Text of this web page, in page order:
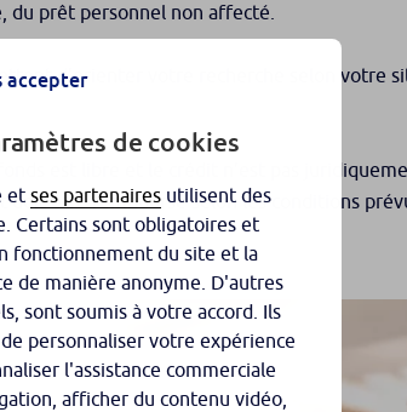
du prêt personnel non affecté.
d’orienter votre recherche selon votre
est libre et le crédit n’est pas
doit être remboursé selon les conditions
accepter
de cookies
et ses partenaires utilisent des
Certains sont obligatoires et
fonctionnement du site et la
de manière anonyme. D'autres
sont soumis à votre accord. Ils
personnaliser votre expérience
l'assistance commerciale
afficher du contenu vidéo,